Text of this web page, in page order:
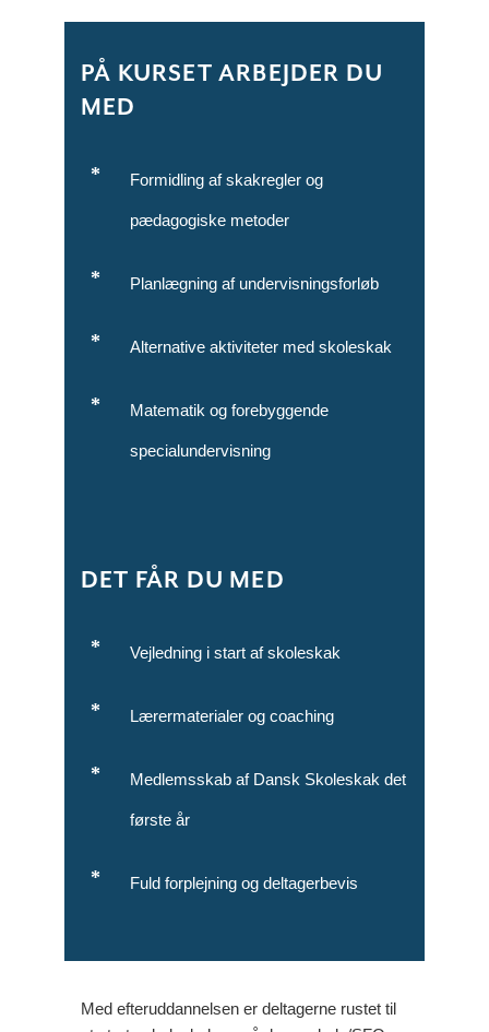
PÅ KURSET ARBEJDER DU
MED
Formidling af skakregler og
pædagogiske metoder
Planlægning af undervisningsforløb
Alternative aktiviteter med skoleskak
Matematik og forebyggende
specialundervisning
DET FÅR DU MED
Vejledning i start af skoleskak
Lærermaterialer og coaching
Medlemsskab af Dansk Skoleskak det
første år
Fuld forplejning og deltagerbevis
Med efteruddannelsen er deltagerne rustet til